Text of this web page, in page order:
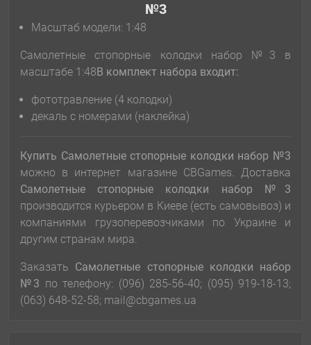
№3
Масштаб модели: 1:48
Самолетные стопорные колодки набор №3 в
масштабе 1:48В комплект набора входит:
фототравление (4 колодки)
декаль с номерами (наклейка)
Купить Самолетные стопорные колодки набор №3
можно в интернет магазине CBGames. Доставка
Самолетные стопорные колодки набор №3
производится курьером в Киеве (есть самовывоз) и
компаниями грузоперевозчиками по Украине и
другим странам мира.
Заказать Самолетные стопорные колодки набор
№3 по телефону: (096) 285-56-40; (095) 919-18-13;
(063) 648-52-58; mail@cbgames.ua